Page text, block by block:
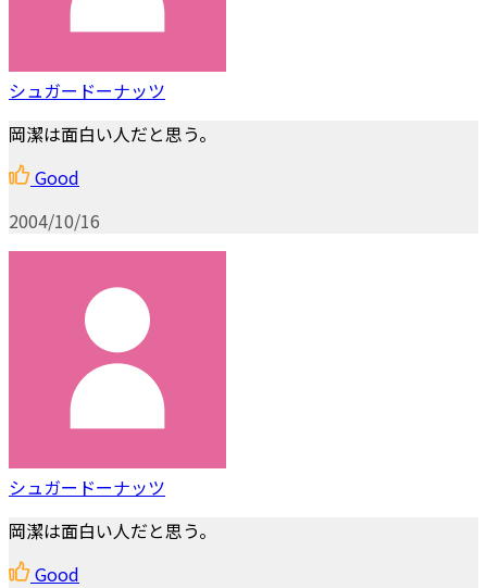
シュガードーナッツ
岡潔は面白い人だと思う。
Good
2004/10/16
シュガードーナッツ
岡潔は面白い人だと思う。
Good